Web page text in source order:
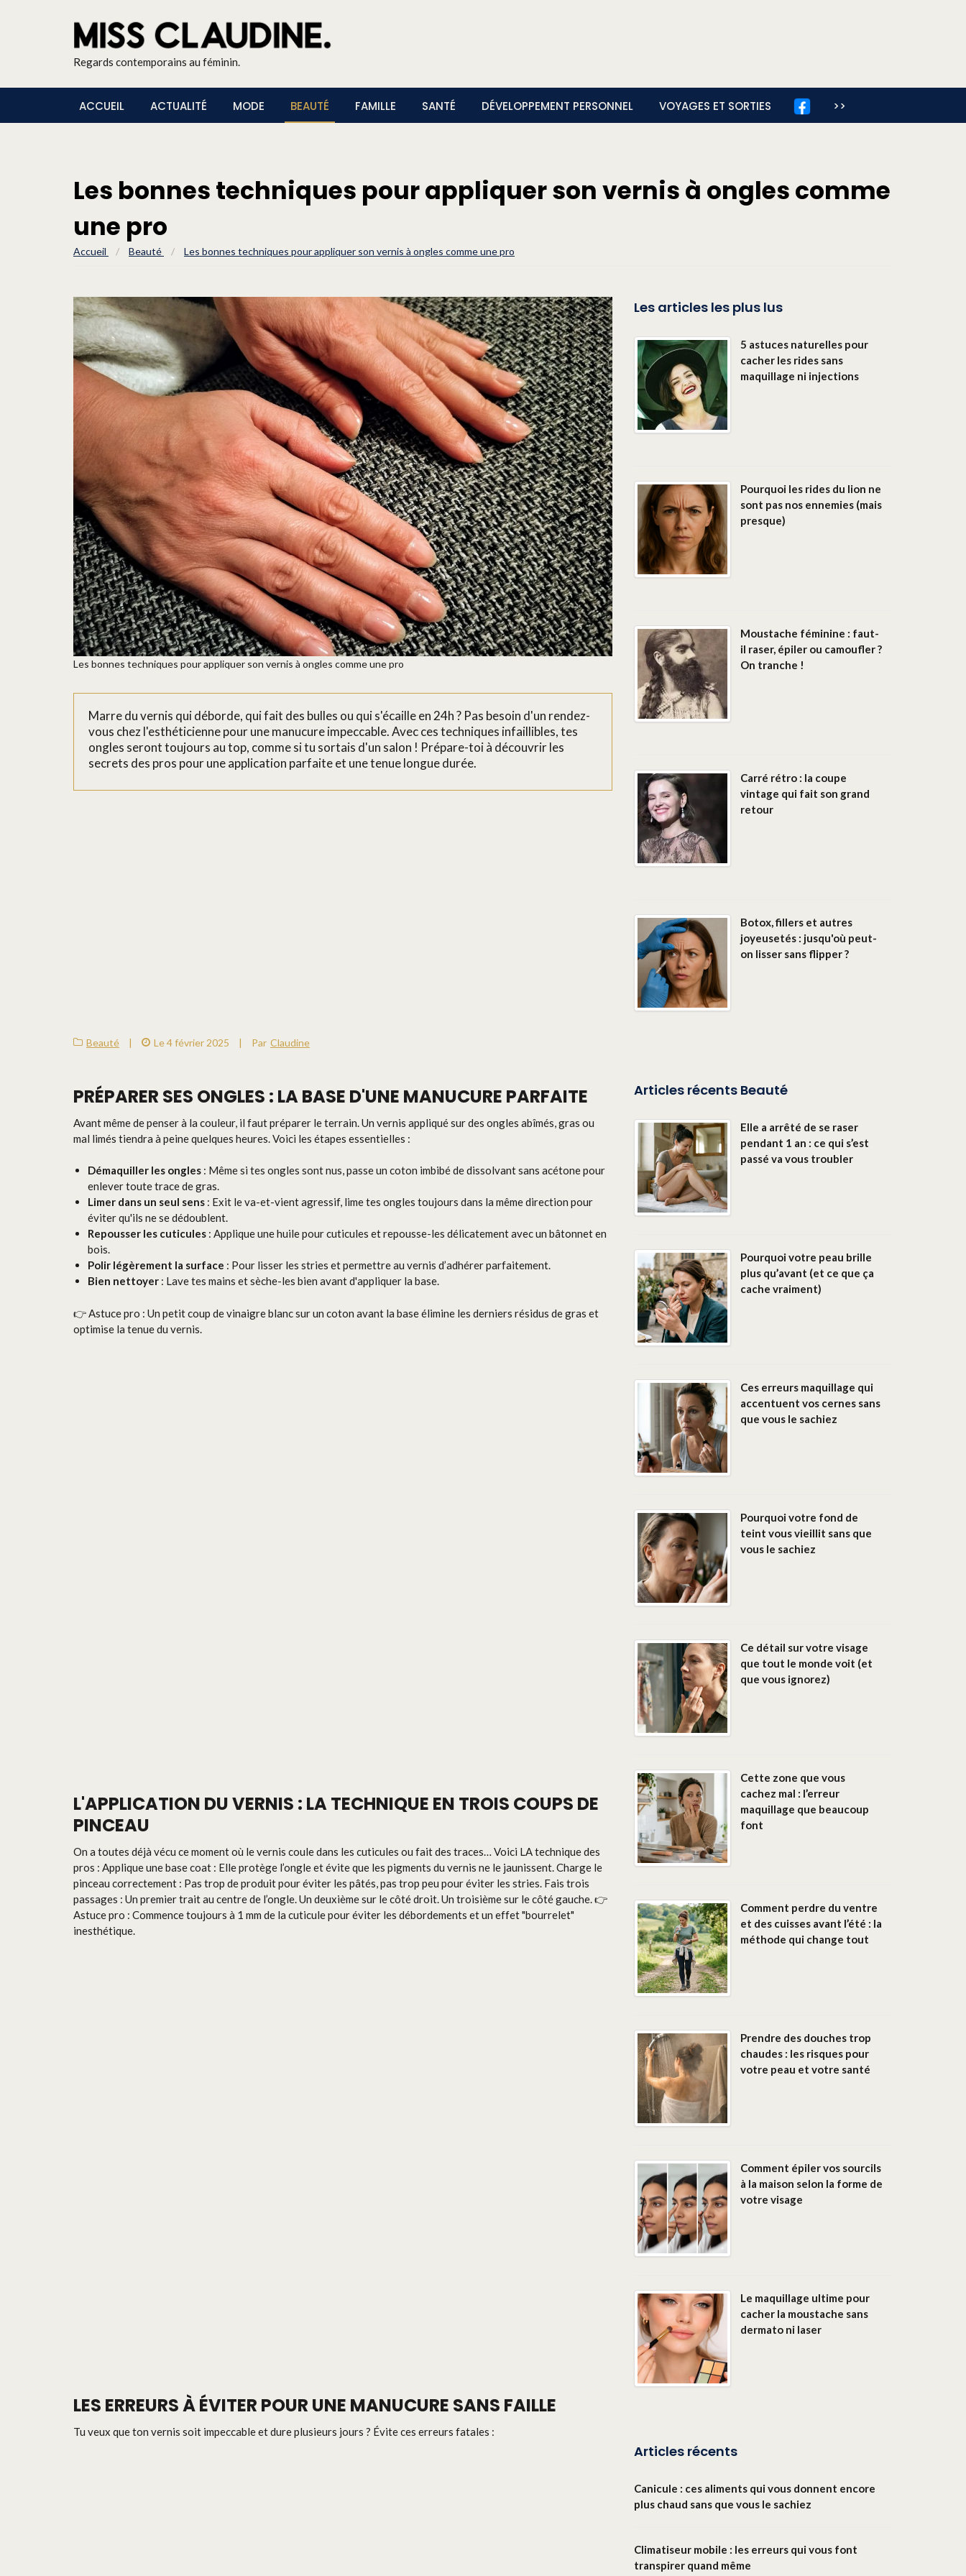
Regards contemporains au féminin.
ACCUEIL ACTUALITÉ MODE BEAUTÉ FAMILLE SANTÉ DÉVELOPPEMENT PERSONNEL VOYAGES ET SORTIES >>
Les bonnes techniques pour appliquer son vernis à ongles comme
une pro
Accueil / Beauté / Les bonnes techniques pour appliquer son vernis à ongles comme une pro
Les bonnes techniques pour appliquer son vernis à ongles comme une pro
Marre du vernis qui déborde, qui fait des bulles ou qui s'écaille en 24h ? Pas besoin d'un rendez-
vous chez l'esthéticienne pour une manucure impeccable. Avec ces techniques infaillibles, tes
ongles seront toujours au top, comme si tu sortais d'un salon ! Prépare-toi à découvrir les
secrets des pros pour une application parfaite et une tenue longue durée.
Beauté | Le 4 février 2025 | Par Claudine
PRÉPARER SES ONGLES : LA BASE D'UNE MANUCURE PARFAITE
Avant même de penser à la couleur, il faut préparer le terrain. Un vernis appliqué sur des ongles abîmés, gras ou
mal limés tiendra à peine quelques heures. Voici les étapes essentielles :
Démaquiller les ongles : Même si tes ongles sont nus, passe un coton imbibé de dissolvant sans acétone pour
enlever toute trace de gras.
Limer dans un seul sens : Exit le va-et-vient agressif, lime tes ongles toujours dans la même direction pour
éviter qu'ils ne se dédoublent.
Repousser les cuticules : Applique une huile pour cuticules et repousse-les délicatement avec un bâtonnet en
bois.
Polir légèrement la surface : Pour lisser les stries et permettre au vernis d’adhérer parfaitement.
Bien nettoyer : Lave tes mains et sèche-les bien avant d'appliquer la base.
👉 Astuce pro : Un petit coup de vinaigre blanc sur un coton avant la base élimine les derniers résidus de gras et
optimise la tenue du vernis.
L'APPLICATION DU VERNIS : LA TECHNIQUE EN TROIS COUPS DE
PINCEAU
On a toutes déjà vécu ce moment où le vernis coule dans les cuticules ou fait des traces… Voici LA technique des
pros : Applique une base coat : Elle protège l’ongle et évite que les pigments du vernis ne le jaunissent. Charge le
pinceau correctement : Pas trop de produit pour éviter les pâtés, pas trop peu pour éviter les stries. Fais trois
passages : Un premier trait au centre de l’ongle. Un deuxième sur le côté droit. Un troisième sur le côté gauche. 👉
Astuce pro : Commence toujours à 1 mm de la cuticule pour éviter les débordements et un effet "bourrelet"
inesthétique.
LES ERREURS À ÉVITER POUR UNE MANUCURE SANS FAILLE
Tu veux que ton vernis soit impeccable et dure plusieurs jours ? Évite ces erreurs fatales :
Les articles les plus lus
5 astuces naturelles pour
cacher les rides sans
maquillage ni injections
Pourquoi les rides du lion ne
sont pas nos ennemies (mais
presque)
Moustache féminine : faut-
il raser, épiler ou camoufler ?
On tranche !
Carré rétro : la coupe
vintage qui fait son grand
retour
Botox, fillers et autres
joyeusetés : jusqu'où peut-
on lisser sans flipper ?
Articles récents Beauté
Elle a arrêté de se raser
pendant 1 an : ce qui s’est
passé va vous troubler
Pourquoi votre peau brille
plus qu’avant (et ce que ça
cache vraiment)
Ces erreurs maquillage qui
accentuent vos cernes sans
que vous le sachiez
Pourquoi votre fond de
teint vous vieillit sans que
vous le sachiez
Ce détail sur votre visage
que tout le monde voit (et
que vous ignorez)
Cette zone que vous
cachez mal : l’erreur
maquillage que beaucoup
font
Comment perdre du ventre
et des cuisses avant l’été : la
méthode qui change tout
Prendre des douches trop
chaudes : les risques pour
votre peau et votre santé
Comment épiler vos sourcils
à la maison selon la forme de
votre visage
Le maquillage ultime pour
cacher la moustache sans
dermato ni laser
Articles récents
Canicule : ces aliments qui vous donnent encore
plus chaud sans que vous le sachiez
Climatiseur mobile : les erreurs qui vous font
transpirer quand même